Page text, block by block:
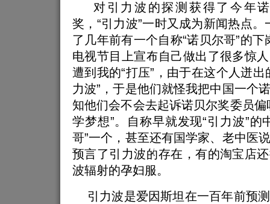
对引力波的探测获得了今年诺
奖，“引力波”一时又成为新闻热点。
了几年前有一个自称“诺贝尔哥”的下
电视节目上宣布自己做出了很多惊
遭到我的“打压”，由于在这个人迸
力波”，于是他们就怪我把中国一个
知他们会不会去起诉诺贝尔奖委员偏
学梦想”。自称早就发现“引力波”的
哥”一个，甚至还有国学家、老中医
预言了引力波的存在，有的淘宝店
波辐射的孕妇服。
引力波是爱因斯坦在一百年前预